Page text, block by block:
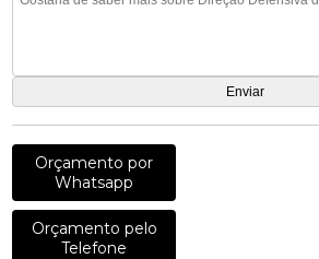
Orçamento por
Whatsapp
Orçamento pelo
Telefone